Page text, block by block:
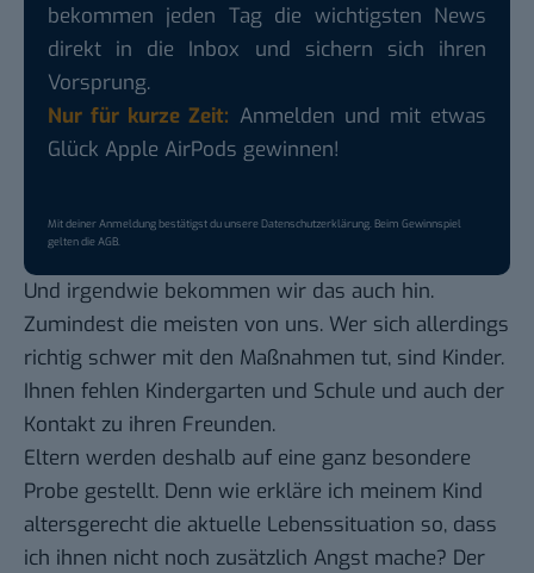
bekommen jeden Tag die wichtigsten News
direkt in die Inbox und sichern sich ihren
Vorsprung.
Nur für kurze Zeit: Anmelden und mit etwas
Glück Apple AirPods gewinnen!
Mit deiner Anmeldung bestätigst du unsereDatenschutzerklärung. Beim Gewinnspiel
gelten dieAGB.
Und irgendwie bekommen wir das auch hin.
Zumindest die meisten von uns. Wer sich allerdings
richtig schwer mit den Maßnahmen tut, sind Kinder.
Ihnen fehlen Kindergarten und Schule und auch der
Kontakt zu ihren Freunden.
Eltern werden deshalb auf eine ganz besondere
Probe gestellt. Denn wie erkläre ich meinem Kind
altersgerecht die aktuelle Lebenssituation so, dass
ich ihnen nicht noch zusätzlich Angst mache? Der